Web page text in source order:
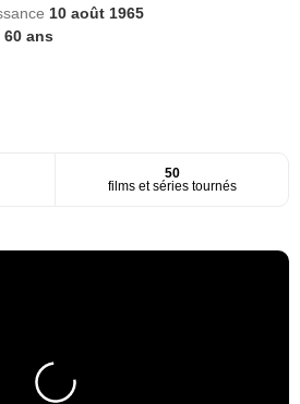
10 août 1965
60 ans
50
films et séries tournés